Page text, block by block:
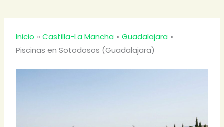
Inicio Castilla-La Mancha
Guadalajara
Piscinas en Sotodosos (Guadalajara)